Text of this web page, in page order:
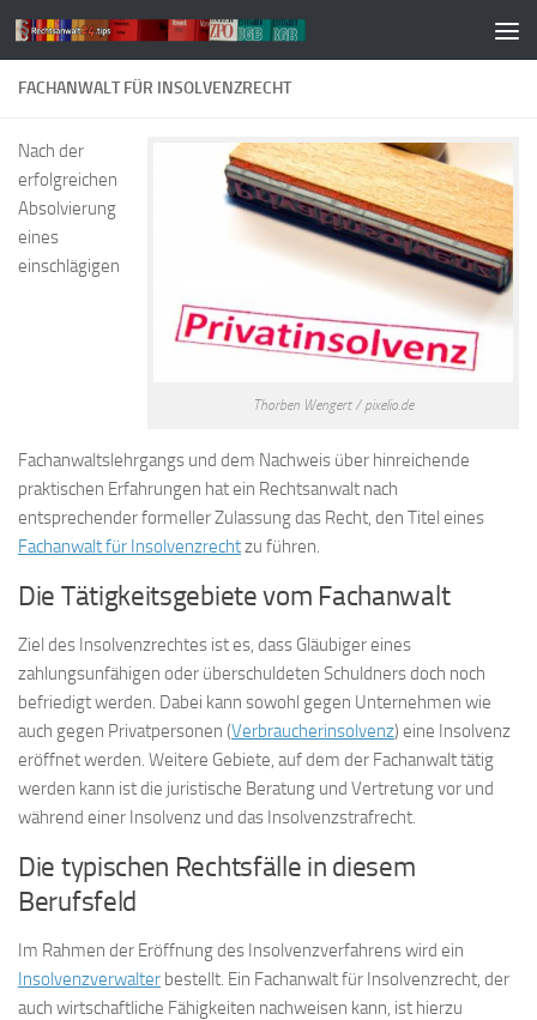
Zum Inhalt springen
FACHANWALT FÜR INSOLVENZRECHT
Thorben Wengert / pixelio.de
Nach der
erfolgreichen
Absolvierung
eines
einschlägigen
Fachanwaltslehrgangs und dem Nachweis über hinreichende
praktischen Erfahrungen hat ein Rechtsanwalt nach
entsprechender formeller Zulassung das Recht, den Titel eines
Fachanwalt für Insolvenzrechtzu führen.
Die Tätigkeitsgebiete vom Fachanwalt
Ziel des Insolvenzrechtes ist es, dass Gläubiger eines
zahlungsunfähigen oder überschuldeten Schuldners doch noch
befriedigt werden. Dabei kann sowohl gegen Unternehmen wie
auch gegen Privatpersonen (Verbraucherinsolvenz) eine Insolvenz
eröffnet werden. Weitere Gebiete, auf dem der Fachanwalt tätig
werden kann ist die juristische Beratung und Vertretung vor und
während einer Insolvenz und das Insolvenzstrafrecht.
Die typischen Rechtsfälle in diesem
Berufsfeld
Im Rahmen der Eröffnung des Insolvenzverfahrens wird ein
Insolvenzverwalter bestellt. Ein Fachanwalt für Insolvenzrecht, der
auch wirtschaftliche Fähigkeiten nachweisen kann, ist hierzu